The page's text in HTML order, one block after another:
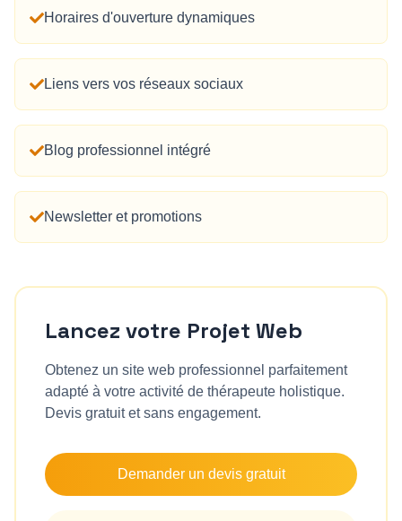
Horaires d'ouverture dynamiques
Liens vers vos réseaux sociaux
Blog professionnel intégré
Newsletter et promotions
Lancez votre Projet Web
Obtenez un site web professionnel parfaitement
adapté à votre activité de thérapeute holistique.
Devis gratuit et sans engagement.
Demander un devis gratuit